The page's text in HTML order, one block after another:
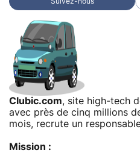
Clubic.com, site high-tech
avec près de cinq millions
mois, recrute un
Mission :